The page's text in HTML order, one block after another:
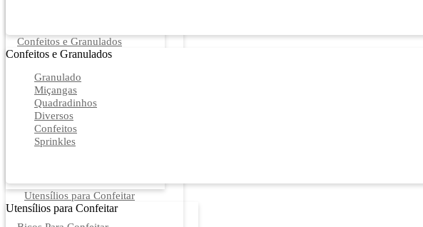
Confeitos e Granulados
Confeitos e Granulados
Granulado
Miçangas
Quadradinhos
Diversos
Confeitos
Sprinkles
Utensílios para Confeitar
Utensílios para Confeitar